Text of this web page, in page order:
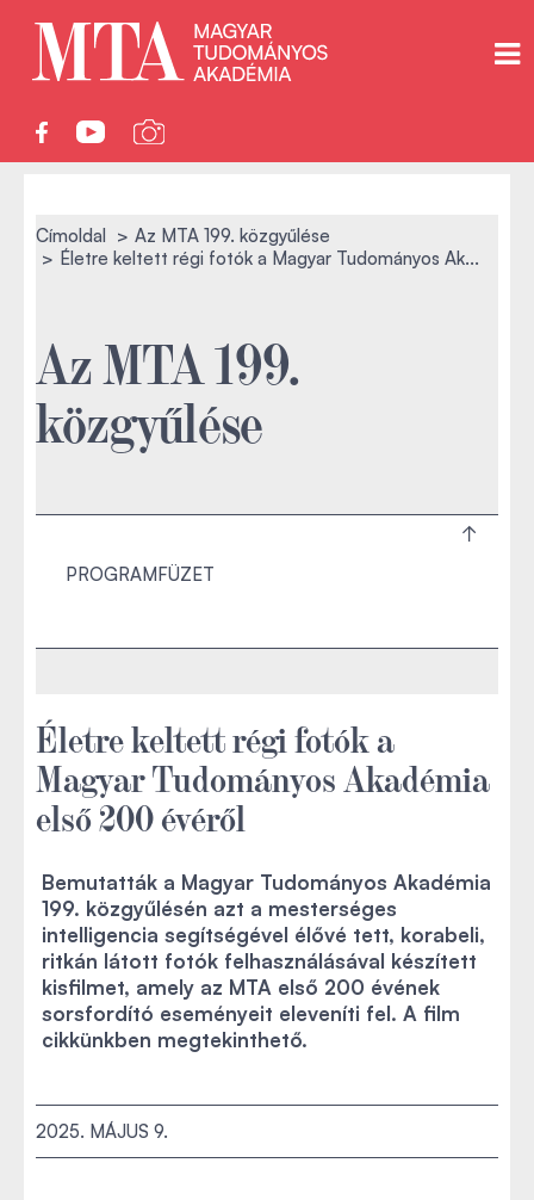
Címoldal
Az MTA 199. közgyűlése
Életre keltett régi fotók a Magyar Tudományos Ak...
Az MTA 199.
közgyűlése
PROGRAMFÜZET
Életre keltett régi fotók a
Magyar Tudományos Akadémia
első 200 évéről
Bemutatták a Magyar Tudományos Akadémia
199. közgyűlésén azt a mesterséges
intelligencia segítségével élővé tett, korabeli,
ritkán látott fotók felhasználásával készített
kisfilmet, amely az MTA első 200 évének
sorsfordító eseményeit eleveníti fel. A film
cikkünkben megtekinthető.
2025. MÁJUS 9.